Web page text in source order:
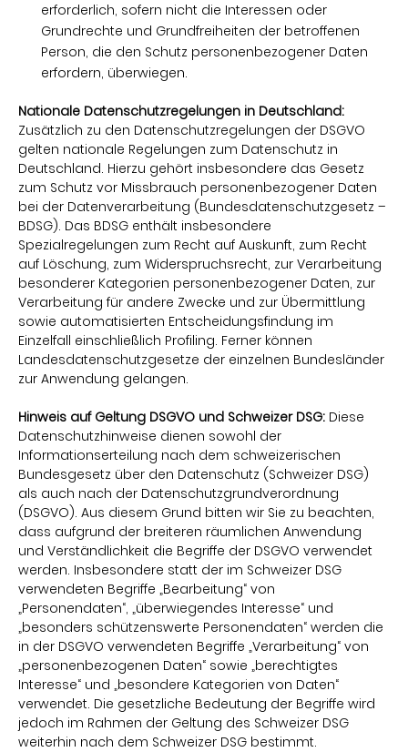
erforderlich, sofern nicht die Interessen oder
Grundrechte und Grundfreiheiten der betroffenen
Person, die den Schutz personenbezogener Daten
erfordern, überwiegen.
Nationale Datenschutzregelungen in Deutschland:
Zusätzlich zu den Datenschutzregelungen der DSGVO
gelten nationale Regelungen zum Datenschutz in
Deutschland. Hierzu gehört insbesondere das Gesetz
zum Schutz vor Missbrauch personenbezogener Daten
bei der Datenverarbeitung (Bundesdatenschutzgesetz –
BDSG). Das BDSG enthält insbesondere
Spezialregelungen zum Recht auf Auskunft, zum Recht
auf Löschung, zum Widerspruchsrecht, zur Verarbeitung
besonderer Kategorien personenbezogener Daten, zur
Verarbeitung für andere Zwecke und zur Übermittlung
sowie automatisierten Entscheidungsfindung im
Einzelfall einschließlich Profiling. Ferner können
Landesdatenschutzgesetze der einzelnen Bundesländer
zur Anwendung gelangen.
Hinweis auf Geltung DSGVO und Schweizer DSG: Diese
Datenschutzhinweise dienen sowohl der
Informationserteilung nach dem schweizerischen
Bundesgesetz über den Datenschutz (Schweizer DSG)
als auch nach der Datenschutzgrundverordnung
(DSGVO). Aus diesem Grund bitten wir Sie zu beachten,
dass aufgrund der breiteren räumlichen Anwendung
und Verständlichkeit die Begriffe der DSGVO verwendet
werden. Insbesondere statt der im Schweizer DSG
verwendeten Begriffe „Bearbeitung“ von
„Personendaten“, „überwiegendes Interesse“ und
„besonders schützenswerte Personendaten“ werden die
in der DSGVO verwendeten Begriffe „Verarbeitung“ von
„personenbezogenen Daten“ sowie „berechtigtes
Interesse“ und „besondere Kategorien von Daten“
verwendet. Die gesetzliche Bedeutung der Begriffe wird
jedoch im Rahmen der Geltung des Schweizer DSG
weiterhin nach dem Schweizer DSG bestimmt.